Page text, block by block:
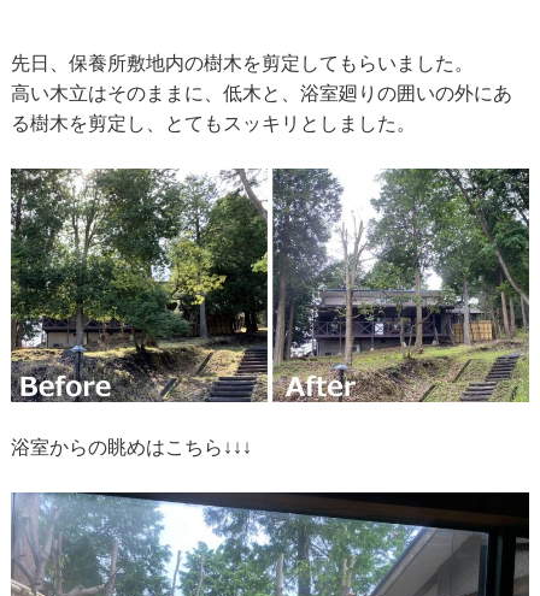
先日、保養所敷地内の樹木を剪定してもらいました。
高い木立はそのままに、低木と、浴室廻りの囲いの外にあ
る樹木を剪定し、とてもスッキリとしました。
浴室からの眺めはこちら↓↓↓